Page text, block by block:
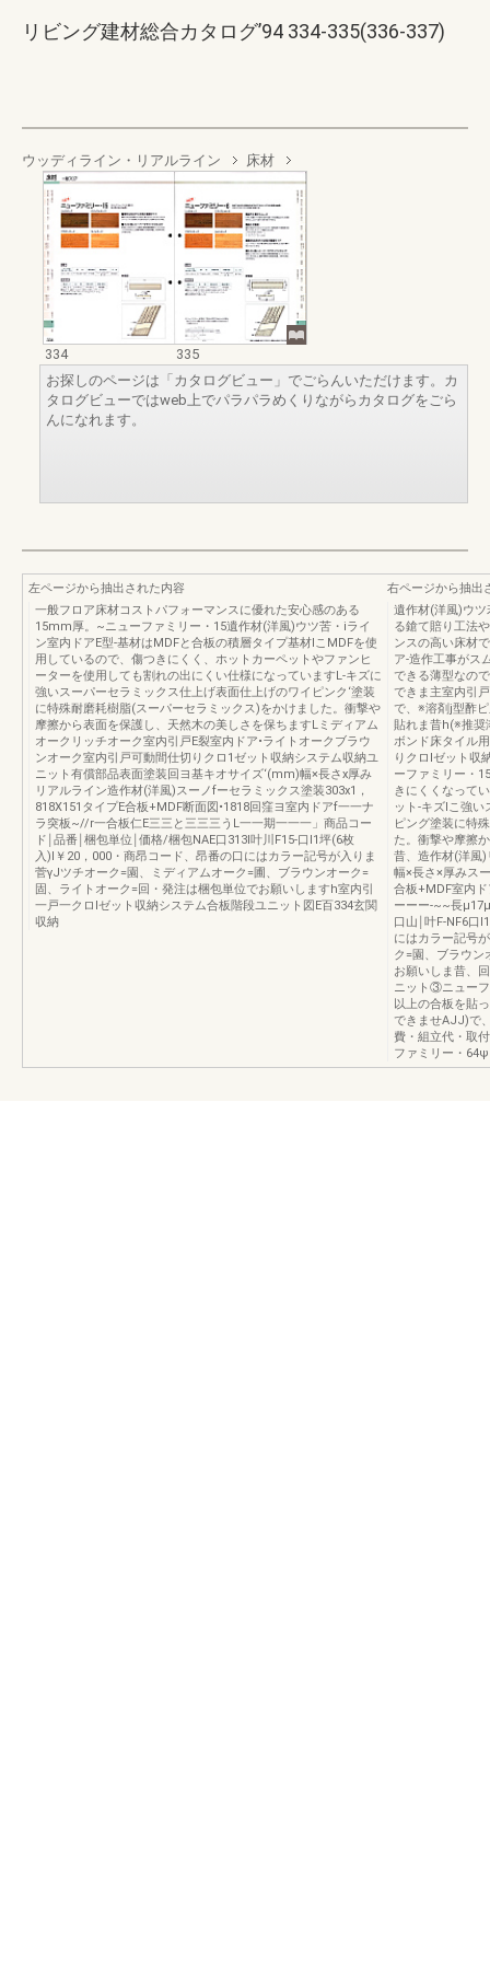
リビング建材総合カタログ’94 334-335(336-337)
ウッディライン・リアルライン 床材
334
335
お探しのページは「カタログビュー」でごらんいただけます。カ
タログビューではweb上でパラパラめくりながらカタログをごら
んになれます。
左ページから抽出された内容
一般フロア床材コストパフォーマンスに優れた安心感のある
15mm厚。~ニューファミリー・15遺作材(洋風)ウツ苦・iライ
ン室内ドアE型-基材はMDFと合板の積層タイプ基材lこMDFを使
用しているので、傷つきにくく、ホットカーペットやファンヒ
ーターを使用しても割れの出にくい仕様になっていますL-キズに
強いスーパーセラミックス仕上げ表面仕上げのワイピンク‘塗装
に特殊耐磨耗樹脂(スーパーセラミックス)をかけました。衝撃や
摩擦から表面を保護し、天然木の美しさを保ちますLミディアム
オークリッチオーク室内引戸E裂室内ドア•ライトオークブラウ
ンオーク室内引戸可動間仕切りクロ1ゼット収納システム収納ユ
ニット有償部品表面塗装回ヨ基キオサイズ‘(mm)幅×長さx厚み
リアルライン造作材(洋風)スーノfーセラミックス塗装303x1，
818X151タイプE合板+MDF断面図•1818回窪ヨ室内ドアf一一ナ
ラ突板~//r一合板仁E三三と三三三うL一一期一一一」商品コー
ド￨品番￨梱包単位￨価格/梱包NAE口313I叶川F15-口I1坪(6枚
入)I￥20，000・商昂コード、昂番の口にはカラー記号が入りま
菅γJツチオーク=園、ミディアムオーク=圃、ブラウンオーク=
固、ライトオーク=回・発注は梱包単位でお願いしますh室内引
一戸一クロlゼット収納システム合板階段ユニット図E百334玄関
収納
右ページから抽出
遺作材(洋風)ウツ
る鎗て賠り工法
ンスの高い床材
ア-造作工事がス
できる薄型なの
できま主室内引
で、※溶剤j型酢
貼れま昔h(※推奨
ボンド床タイル
りクロlゼット収
ーファミリー・
きにくくなって
ット-キズlこ強
ピング塗装に特
た。衝撃や摩擦
昔、造作材(洋風
幅×長さ×厚みス
合板+MDF室内
ーーー-~~長
口山￨叶F-NF6口
にはカラー記号
ク=園、ブラウン
お願いしま昔、
ニット③ニュー
以上の合板を貼
できませAJJ)で
費・組立代・取
ファミリー・